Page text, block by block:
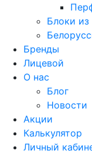
Блоки из
Бренды
Лицевой
О нас
Блог
Новости
Акции
Калькулятор
Личный